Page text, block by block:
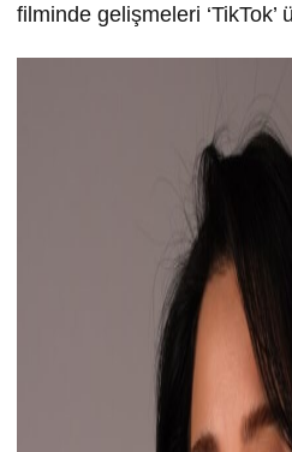
filminde gelişmeleri ‘TikTok’